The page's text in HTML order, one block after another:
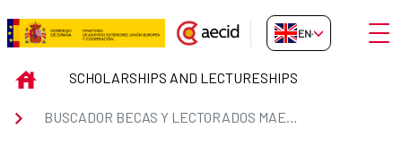
Skip to Main Content
Buscador Becas y Lectorados
EN-GB
INICIOSCHOLARSHIPS AND LECTURESHIPS
BUSCADOR BECAS Y LECTORADOS MAEC-AECID